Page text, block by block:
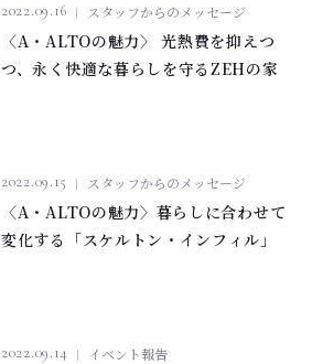
2022.09.16 スタッフからのメッセージ
〈A・ALTOの魅力〉 光熱費を抑えつ
つ、永く快適な暮らしを守るZEHの家
2022.09.15 スタッフからのメッセージ
〈A・ALTOの魅力〉暮らしに合わせて
変化する「スケルトン・インフィル」
2022.09.14 イベント報告